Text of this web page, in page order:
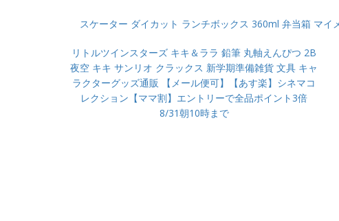
スケーター ダイカット ランチボックス 360ml 弁当箱 マイ
リトルツインスターズ キキ＆ララ 鉛筆 丸軸えんぴつ 2B
夜空 キキ サンリオ クラックス 新学期準備雑貨 文具 キャ
ラクターグッズ通販 【メール便可】【あす楽】シネマコ
レクション【ママ割】エントリーで全品ポイント3倍
8/31朝10時まで